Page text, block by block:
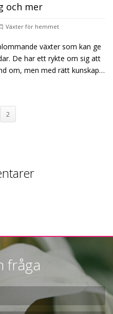
och mer
Växter för hemmet
växter som kan ge
De har ett rykte om sig att
om, men med rätt kunskap…
2
fråga